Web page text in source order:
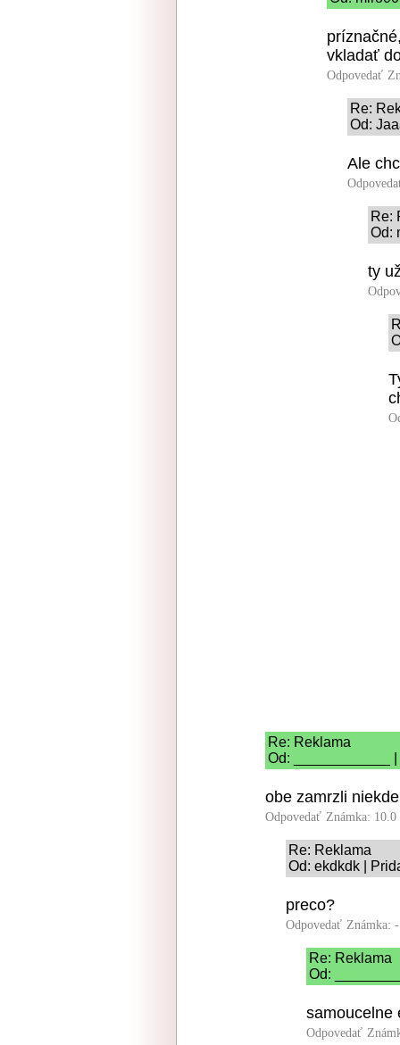
vkladať
Odpovedať
Re:
Od:
Ale
Re:
Od:
ty
Re: Reklama
Od: ____________
obe zamrzli
Odpovedať Známka: 10.0
Re: Reklama
Od: ekdkdk |
preco?
Odpovedať Známka:
Re: Reklama
Od:
samoucelne
Odpovedať